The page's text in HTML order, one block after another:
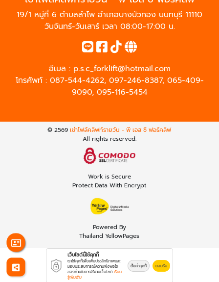
19/1 หมู่ที่ 6 ตำบลลำโพ อำเภอบางบัวทอง นนทบุรี 11110
วันจันทร์-วันเสาร์ เวลา 08:00-17:00 น.
อีเมล : p.s.c_forklift@hotmail.com
โทรศัพท์ : 087-544-4262, 097-246-8387, 065-409-
9090, 095-116-5454
© 2569เช่าโฟล์คลิฟท์รายวัน - พี เอส ซี ฟอร์คลิฟ
All rights reserved.
Work is Secure
Protect Data With Encrypt
Powered By
Thailand YellowPages
เว็บไซต์นี้ใช้คุกกี้
เราใช้คุกกี้เพื่อเพิ่มประสิทธิภาพและ
มอบประสบการณ์ความพึงพอใจ
ของท่านในการใช้งานเว็บไซต์ เรียน
รู้เพิ่มเติม
ตั้งค่าคุกกี้ ยอมรับ